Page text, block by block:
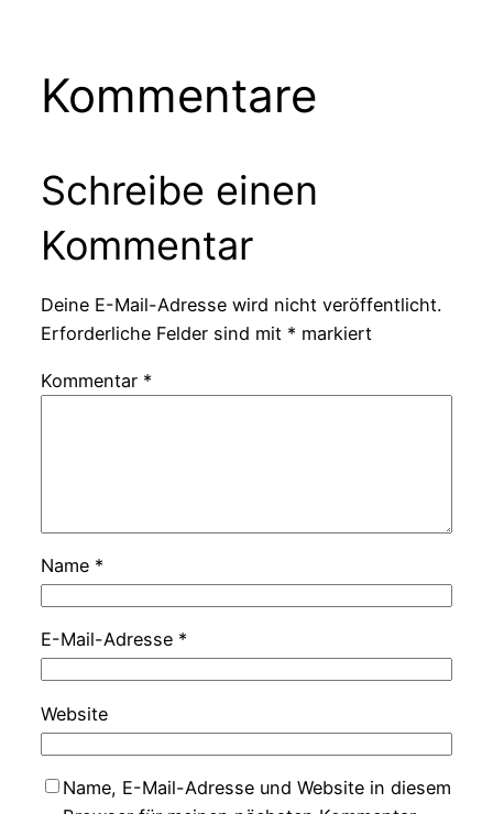
Kommentare
Schreibe einen
Kommentar
Deine E-Mail-Adresse wird nicht veröffentlicht.
Erforderliche Felder sind mit * markiert
Kommentar *
Name *
E-Mail-Adresse *
Website
Name, E-Mail-Adresse und Website in diesem